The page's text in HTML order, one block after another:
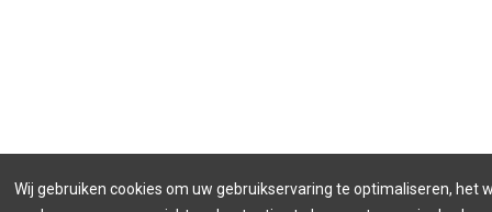
Wij gebruiken cookies om uw gebruikservaring te optimaliseren, het